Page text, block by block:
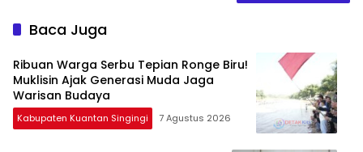
Baca Juga
Ribuan Warga Serbu Tepian Ronge Biru!
Muklisin Ajak Generasi Muda Jaga
Warisan Budaya
Kabupaten Kuantan Singingi 7 Agustus 2026